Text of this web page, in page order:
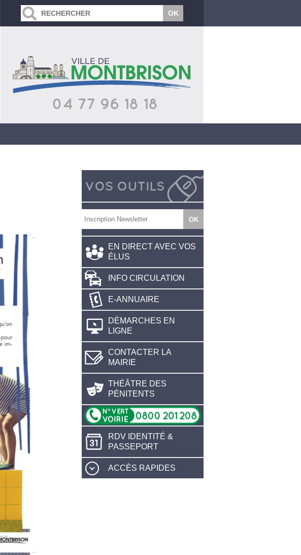
EN DIRECT AVEC VOS
ÉLUS
INFO CIRCULATION
E-ANNUAIRE
DÉMARCHES EN
LIGNE
CONTACTER LA
MAIRIE
THÉÂTRE DES
PÉNITENTS
RDV IDENTITÉ &
PASSEPORT
ACCÈS RAPIDES